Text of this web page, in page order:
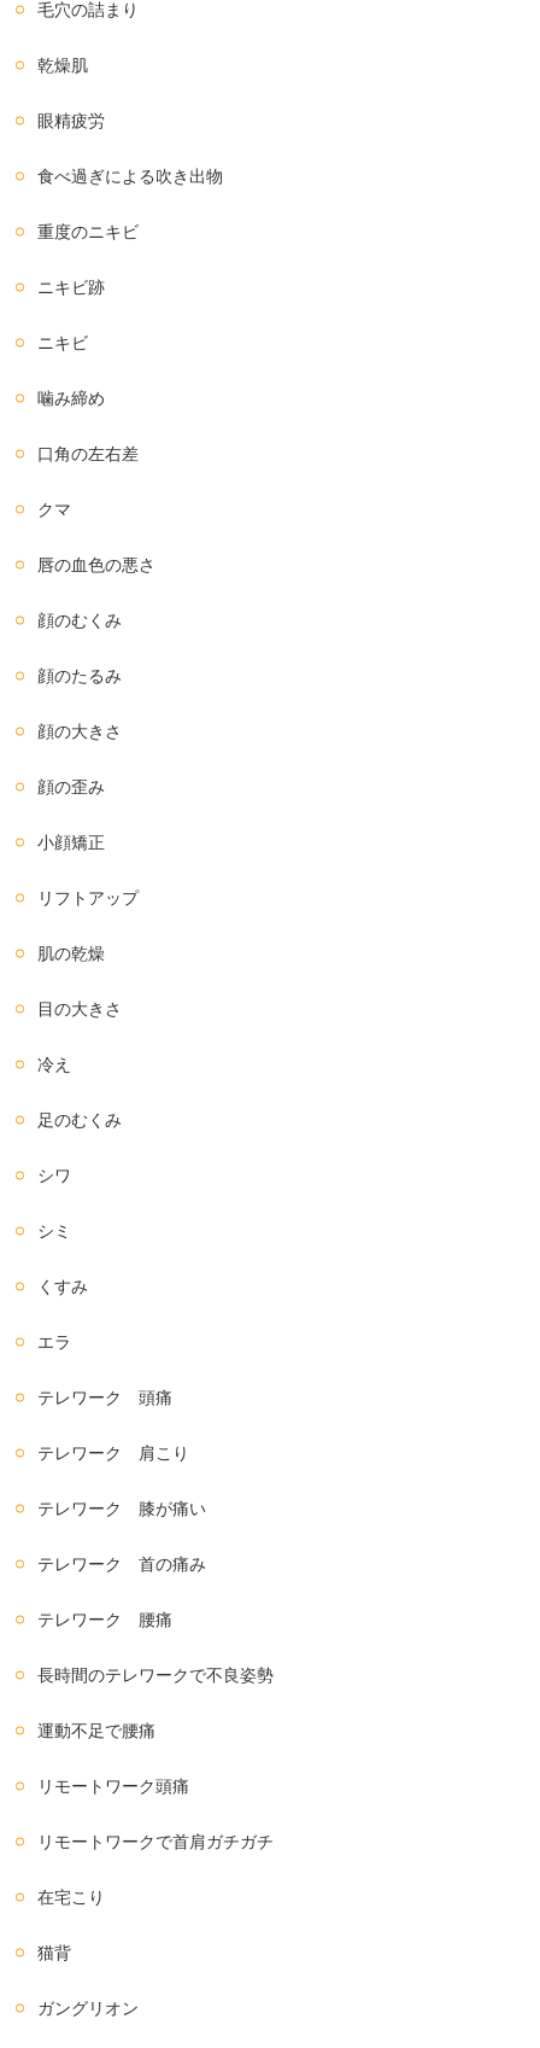
毛穴の詰まり
乾燥肌
眼精疲労
食べ過ぎによる吹き出物
重度のニキビ
ニキビ跡
ニキビ
噛み締め
口角の左右差
クマ
唇の血色の悪さ
顔のむくみ
顔のたるみ
顔の大きさ
顔の歪み
小顔矯正
リフトアップ
肌の乾燥
目の大きさ
冷え
足のむくみ
シワ
シミ
くすみ
エラ
テレワーク 頭痛
テレワーク 肩こり
テレワーク 膝が痛い
テレワーク 首の痛み
テレワーク 腰痛
長時間のテレワークで不良姿勢
運動不足で腰痛
リモートワーク頭痛
リモートワークで首肩ガチガチ
在宅こり
猫背
ガングリオン